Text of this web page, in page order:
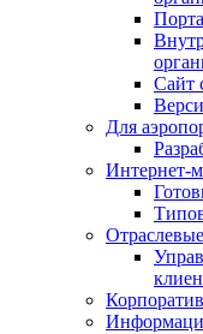
Сайт
Для
Интернет-